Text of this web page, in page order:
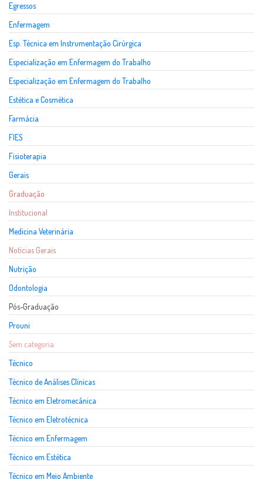
Egressos
Enfermagem
Esp. Técnica em Instrumentação Cirúrgica
Especialização em Enfermagem do Trabalho
Especialização em Enfermagem do Trabalho
Estética e Cosmética
Farmácia
FIES
Fisioterapia
Gerais
Graduação
Institucional
Medicina Veterinária
Notícias Gerais
Nutrição
Odontologia
Pós-Graduação
Prouni
Sem categoria
Técnico
Técnico de Análises Clínicas
Técnico em Eletromecânica
Técnico em Eletrotécnica
Técnico em Enfermagem
Técnico em Estética
Técnico em Meio Ambiente